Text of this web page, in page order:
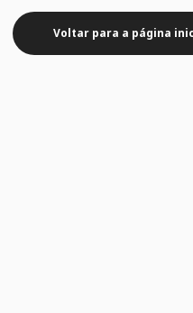
Voltar para a página